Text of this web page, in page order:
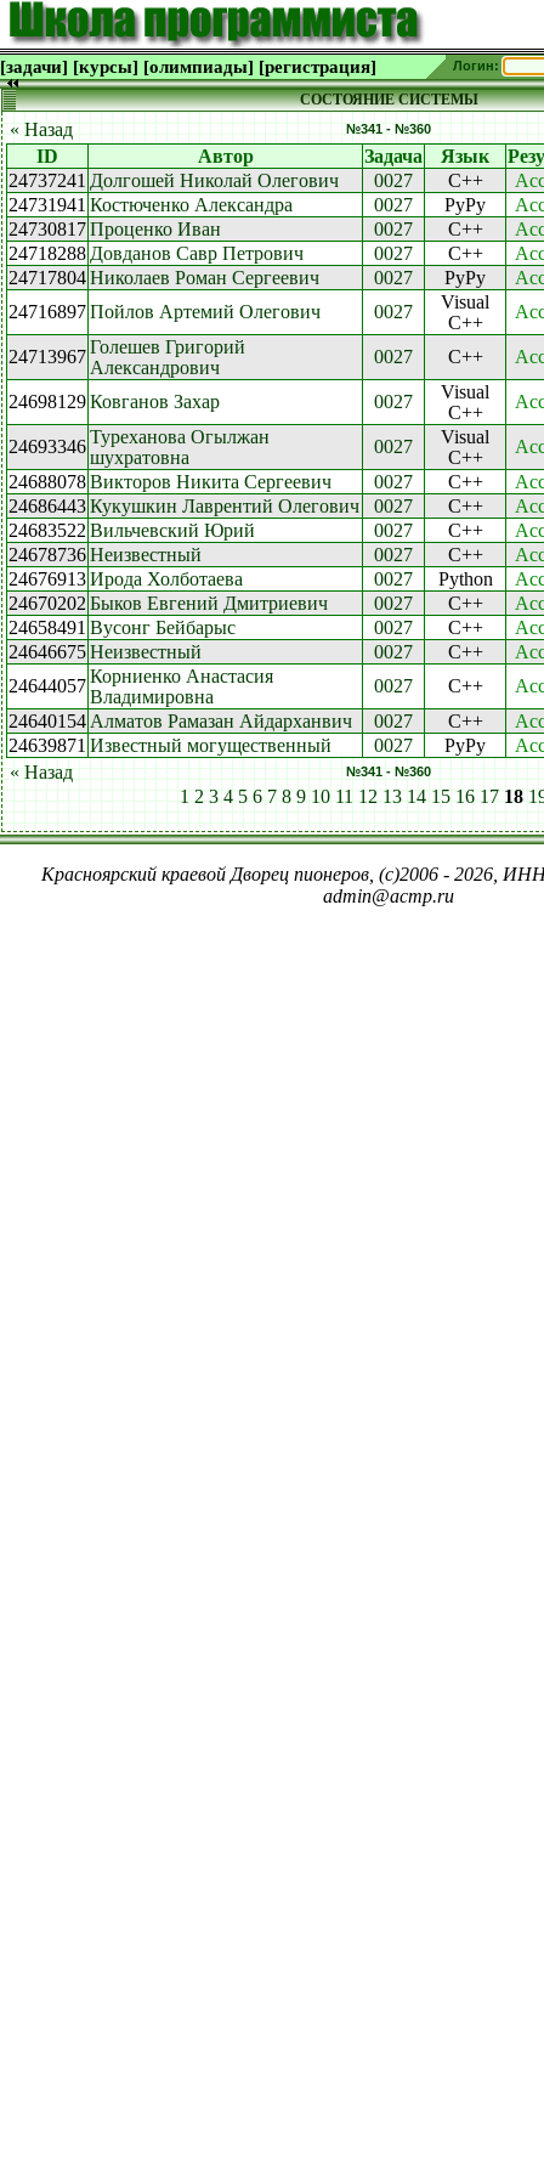
[задачи] [курсы] [олимпиады] [регистрация] Логин:
СОСТОЯНИЕ СИСТЕМЫ
« Назад №341 - №360
ID Автор Задача Язык
24737241 Долгошей Николай Олегович 0027 C++
24731941 Костюченко Александра 0027 PyPy
24730817Проценко Иван 0027 C++
24718288 Довданов Савр Петрович 0027 C++
24717804Николаев Роман Сергеевич 0027 PyPy
24716897Пойлов Артемий Олегович 0027
Visual
C++
24713967Голешев Григорий
Александрович
0027 C++
24698129Ковганов Захар 0027
Visual
C++
24693346Туреханова Огылжан
шухратовна
0027
Visual
C++
24688078Викторов Никита Сергеевич 0027 C++
24686443Кукушкин Лаврентий Олегович 0027 C++
24683522 Вильчевский Юрий 0027 C++
24678736Неизвестный 0027 C++
24676913Ирода Холботаева 0027 Python
24670202 Быков Евгений Дмитриевич 0027 C++
24658491 Вусонг Бейбарыс 0027 C++
24646675Неизвестный 0027 C++
24644057Корниенко Анастасия
Владимировна
0027 C++
24640154 Алматов Рамазан Айдарханвич 0027 C++
24639871 Известный могущественный 0027 PyPy
« Назад
№341 - №360
1 2 3 4 5 6 7 8 9 10 11 12 13 14 15 16 17 18
Красноярский краевой Дворец пионеров, (c)2006 - 2026,
admin@acmp.ru